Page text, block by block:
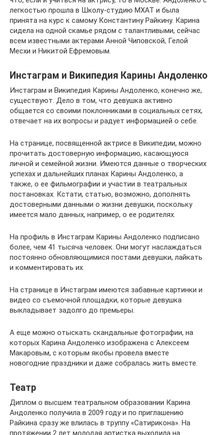
легкостью прошла в Школу-студию МХАТ и была
принята на курс к самому Константину Райкину. Карина
сидела на одной скамье рядом с талантливыми, сейчас
всем известными актерами Анной Чиповской, Гелой
Месхи и Никитой Ефремовым.
Инстаграм и Википедия Карины Андоленко
Инстаграм и Википедия Карины Андоленко, конечно же,
существуют. Дело в том, что девушка активно
общается со своими поклонниками в социальных сетях,
отвечает на их вопросы и радует информацией о себе.
На странице, посвященной актрисе в Википедии, можно
прочитать достоверную информацию, касающуюся
личной и семейной жизни. Имеются данные о творческих
успехах и дальнейших планах Карины Андоленко, а
также, о ее фильмографии и участии в театральных
постановках. Кстати, статью, возможно, дополнять
достоверными данными о жизни девушки, поскольку
имеется мало данных, например, о ее родителях.
На профиль в Инстаграм Карины Андоленко подписано
более, чем 41 тысяча человек. Они могут наслаждаться
постоянно обновляющимися постами девушки, лайкать
и комментировать их.
На странице в Инстаграм имеются забавные картинки и
видео со съемочной площадки, которые девушка
выкладывает задолго до премьеры.
А еще можно отыскать скандальные фотографии, на
которых Карина Андоленко изображена с Алексеем
Макаровым, с которым якобы провела вместе
новогодние праздники и даже собралась жить вместе.
Театр
Диплом о высшем театральном образовании Карина
Андоленко получила в 2009 году и по приглашению
Райкина сразу же влилась в труппу «Сатирикона». На
протяжении 2 лет молодая артистка выходила на